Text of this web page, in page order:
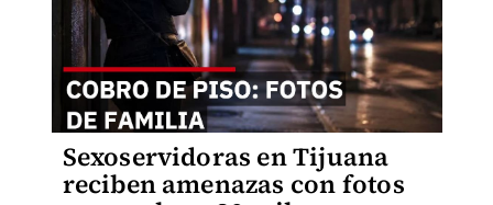
Sexoservidoras en Tijuana
reciben amenazas con fotos